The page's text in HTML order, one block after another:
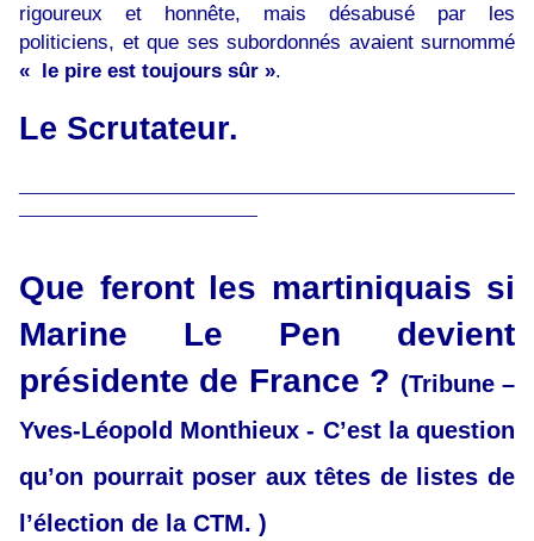
rigoureux et honnête, mais désabusé par les
politiciens, et que ses subordonnés avaient surnommé
« le pire est toujours sûr ».
Le Scrutateur.
Que feront les martiniquais si
Marine Le Pen devient
présidente de France ? (Tribune –
Yves-Léopold Monthieux - C’est la question
qu’on pourrait poser aux têtes de listes de
l’élection de la CTM. )